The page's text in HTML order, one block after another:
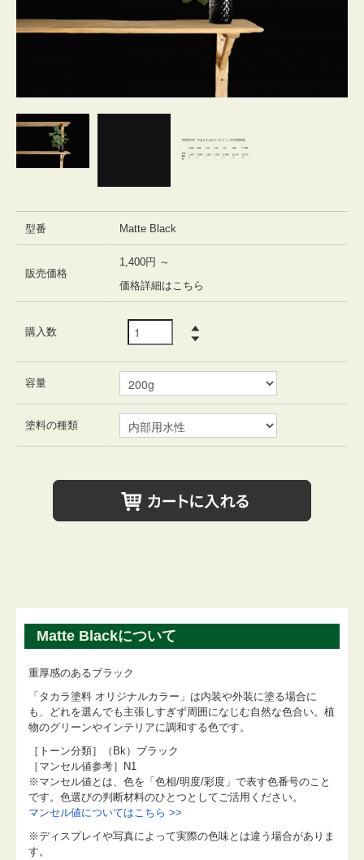
型番 Matte Black
販売価格
1,400円 ～
価格詳細はこちら
購入数
容量
塗料の種類
Matte Blackについて
重厚感のあるブラック
「タカラ塗料 オリジナルカラー」は内装や外装に塗る場合に
も、どれを選んでも主張しすぎず周囲になじむ自然な色合い。植
物のグリーンやインテリアに調和する色です。
［トーン分類］（Bk）ブラック
［マンセル値参考］N1
※マンセル値とは、色を「色相/明度/彩度」で表す色番号のこと
です。色選びの判断材料のひとつとしてご活用ください。
マンセル値についてはこちら >>
※ディスプレイや写真によって実際の色味とは違う場合がありま
す。